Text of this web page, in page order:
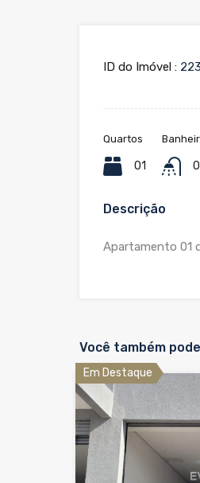
ID do Imóvel :
Quartos
01
Descrição
Apartamento 01
Você também
Em Destaque